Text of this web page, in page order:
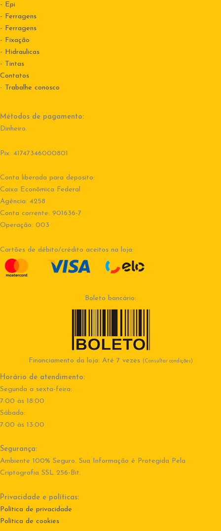
- Epi
- Ferragens
- Ferragens
- Fixação
- Hidraulicas
- Tintas
Contatos
- Trabalhe conosco
Métodos de pagamento:
Dinheiro.
Pix: 41747346000801
Conta liberada para deposito:
Caixa Econômica Federal
Agência: 4258
Conta corrente: 901636-7
Operação: 003
Cartões de débito/crédito aceitos na loja:
Boleto bancário:
Financiamento da loja: Até 7 vezes (Consultar condições)
Horário de atendimento:
Segunda a sexta-feira:
7:00 às 18:00
Sábado:
7:00 às 13:00
Segurança:
Ambiente 100% Seguro. Sua Informação é Protegida Pela
Criptografia SSL 256-Bit.
Privacidade e políticas:
Política de privacidade
Política de cookies